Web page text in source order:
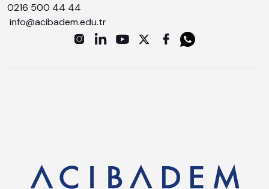
0216 500 44 44
info@acibadem.edu.tr